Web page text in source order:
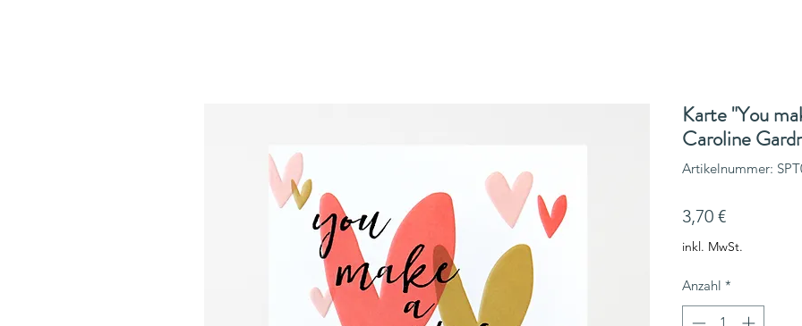
Karte "You
Caroline
Artikelnummer:
3,70 €Preis
inkl. MwSt.
Anzahl *